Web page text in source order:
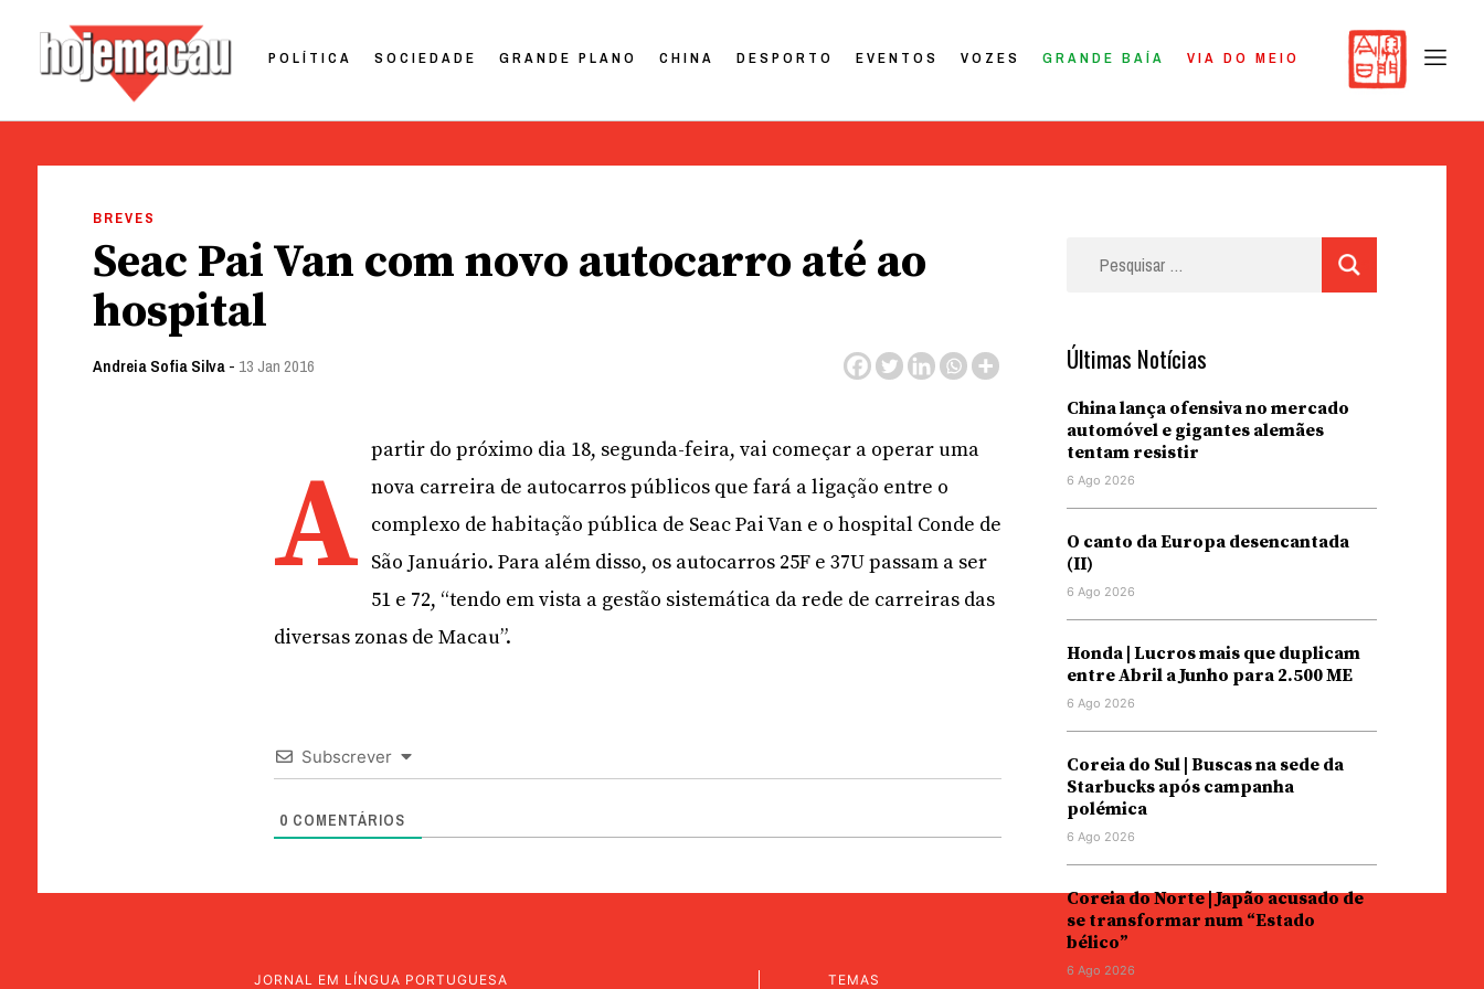
POLÍTICA SOCIEDADE GRANDE PLANO CHINA DESPORTO EVENTOS VOZES GRANDE BAÍA VIA DO MEIO
BREVES
Seac Pai Van com novo autocarro até ao
hospital
Andreia Sofia Silva- 13 Jan 2016
A partir do próximo dia 18, segunda-feira, vai começar a operar uma
nova carreira de autocarros públicos que fará a ligação entre o
complexo de habitação pública de Seac Pai Van e o hospital Conde de
São Januário. Para além disso, os autocarros 25F e 37U passam a ser
51 e 72, “tendo em vista a gestão sistemática da rede de carreiras das
diversas zonas de Macau”.
Subscrever
0 COMENTÁRIOS
Últimas Notícias
China lança ofensiva no mercado
automóvel e gigantes alemães
tentam resistir
6 Ago 2026
O canto da Europa desencantada
(II)
6 Ago 2026
Honda | Lucros mais que duplicam
entre Abril a Junho para 2.500 ME
6 Ago 2026
Coreia do Sul | Buscas na sede da
Starbucks após campanha
polémica
6 Ago 2026
Coreia do Norte | Japão acusado de
se transformar num “Estado
bélico”
6 Ago 2026
JORNAL EM LÍNGUA PORTUGUESA TEMAS